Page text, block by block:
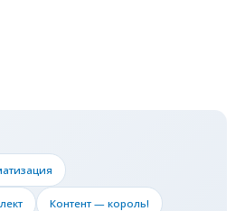
Контент — король!